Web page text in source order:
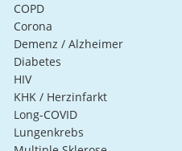
COPD
Corona
Demenz / Alzheimer
Diabetes
HIV
KHK / Herzinfarkt
Long-COVID
Lungenkrebs